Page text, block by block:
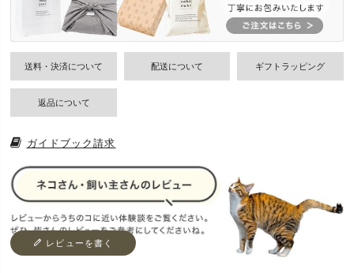
送料・決済について 配送について ギフトラッピング
返品について
ガイドブック請求
レビューを書く